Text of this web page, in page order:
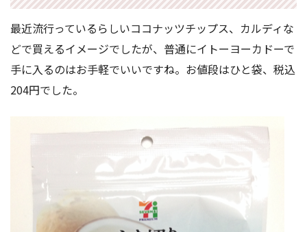
最近流行っているらしいココナッツチップス、カルディな
どで買えるイメージでしたが、普通にイトーヨーカドーで
手に入るのはお手軽でいいですね。お値段はひと袋、税込
204円でした。